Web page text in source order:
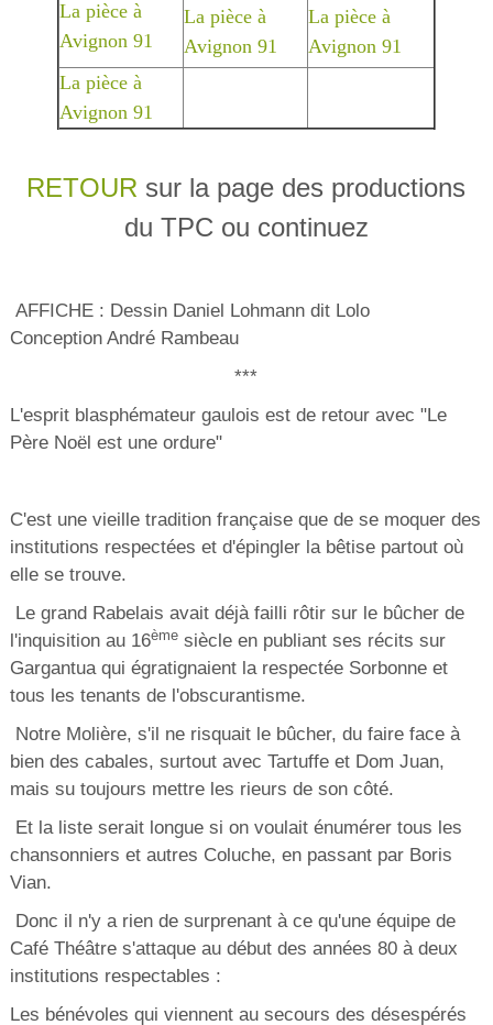
La pièce à
Avignon 91
La pièce à
Avignon 91
La pièce à
Avignon 91
La pièce à
Avignon 91
RETOUR sur la page des productions
du TPC ou continuez
AFFICHE : Dessin Daniel Lohmann dit Lolo
Conception André Rambeau
***
L'esprit blasphémateur gaulois est de retour avec "Le
Père Noël est une ordure"
C'est une vieille tradition française que de se moquer des
institutions respectées et d'épingler la bêtise partout où
elle se trouve.
Le grand Rabelais avait déjà failli rôtir sur le bûcher de
l'inquisition au 16èmesiècle en publiant ses récits sur
Gargantua qui égratignaient la respectée Sorbonne et
tous les tenants de l'obscurantisme.
Notre Molière, s'il ne risquait le bûcher, du faire face à
bien des cabales, surtout avec Tartuffe et Dom Juan,
mais su toujours mettre les rieurs de son côté.
Et la liste serait longue si on voulait énumérer tous les
chansonniers et autres Coluche, en passant par Boris
Vian.
Donc il n'y a rien de surprenant à ce qu'une équipe de
Café Théâtre s'attaque au début des années 80 à deux
institutions respectables :
Les bénévoles qui viennent au secours des désespérés